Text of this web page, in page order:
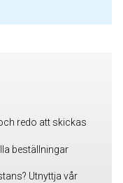
redo att skickas
beställningar
Utnyttja vår